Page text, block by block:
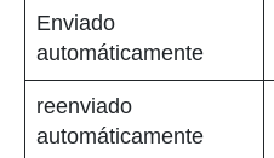
Enviado
automáticamente
reenviado
automáticamente